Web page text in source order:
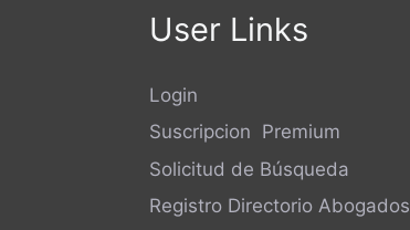
User Links
Login
Suscripcion Premium
Solicitud de Búsqueda
Registro Directorio Abogados